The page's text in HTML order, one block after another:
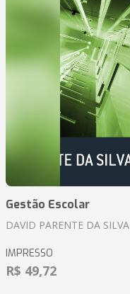
Gestão Escolar
DAVID PARENTE DA SILVA
IMPRESSO
R$ 49,72